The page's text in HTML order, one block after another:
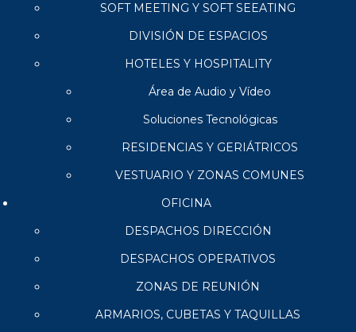
SOFT MEETING Y SOFT SEEATING
DIVISIÓN DE ESPACIOS
HOTELES Y HOSPITALITY
Área de Audio y Vídeo
Soluciones Tecnológicas
RESIDENCIAS Y GERIÁTRICOS
VESTUARIO Y ZONAS COMUNES
OFICINA
DESPACHOS DIRECCIÓN
DESPACHOS OPERATIVOS
ZONAS DE REUNIÓN
ARMARIOS, CUBETAS Y TAQUILLAS